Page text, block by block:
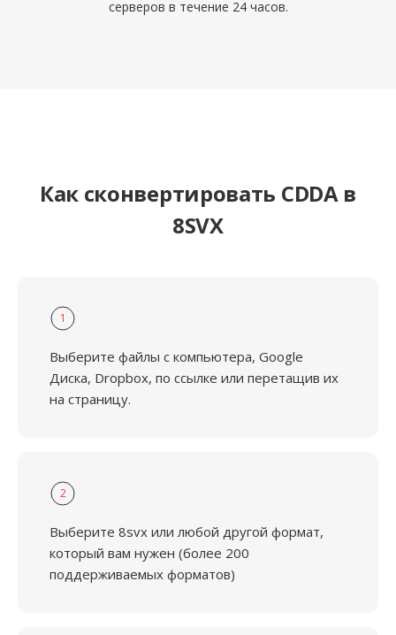
серверов в течение 24 часов.
Как сконвертировать CDDA в
8SVX
1
Выберите файлы с компьютера, Google
Диска, Dropbox, по ссылке или перетащив их
на страницу.
2
Выберите 8svx или любой другой формат,
который вам нужен (более 200
поддерживаемых форматов)